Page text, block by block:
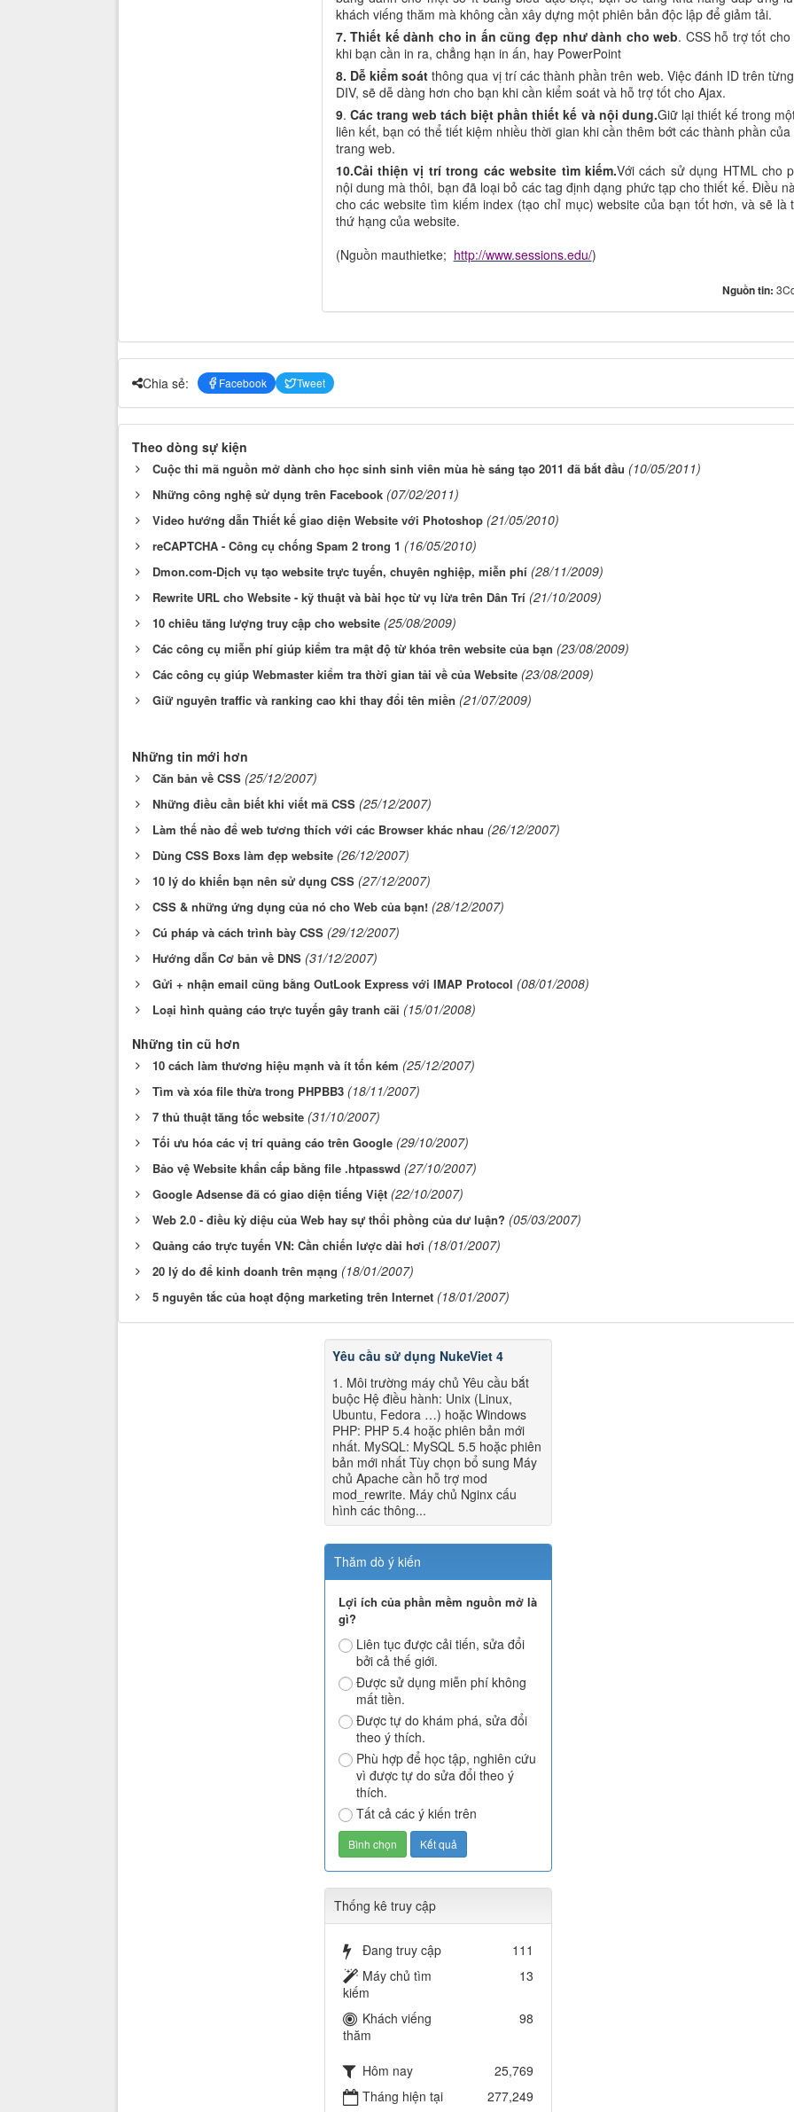
khách viếng thăm mà không cần xây dựng một phiên bản độc lập để giảm tải.
7. Thiết kế dành cho in ấn cũng đẹp như dành cho web. CSS hỗ trợ tốt cho
khi bạn cần in ra, chẳng hạn in ấn, hay PowerPoint
8. Dễ kiểm soát thông qua vị trí các thành phần trên web. Việc đánh ID trên
DIV, sẽ dễ dàng hơn cho bạn khi cần kiểm soát và hỗ trợ tốt cho Ajax.
9. Các trang web tách biệt phần thiết kế và nội dung.Giữ lại thiết kế trong
liên kết, bạn có thể tiết kiệm nhiều thời gian khi cần thêm bớt các thành phần của
trang web.
10.Cải thiện vị trí trong các website tìm kiếm.Với cách sử dụng HTML cho
nội dung mà thôi, bạn đã loại bỏ các tag định dạng phức tạp cho thiết kế. Điều
cho các website tìm kiếm index (tạo chỉ mục) website của bạn tốt hơn, và sẽ là
thứ hạng của website.
(Nguồn mauthietke; http://www.sessions.edu/)
Nguồn tin:
Chia sẻ: Facebook Tweet
Theo dòng sự kiện
Cuộc thi mã nguồn mở dành cho học sinh sinh viên mùa hè sáng tạo 2011 đã bắt đầu (10/05/2011)
Những công nghệ sử dụng trên Facebook (07/02/2011)
Video hướng dẫn Thiết kế giao diện Website với Photoshop (21/05/2010)
reCAPTCHA - Công cụ chống Spam 2 trong 1 (16/05/2010)
Dmon.com-Dịch vụ tạo website trực tuyến, chuyên nghiệp, miễn phí (28/11/2009)
Rewrite URL cho Website - kỹ thuật và bài học từ vụ lừa trên Dân Trí (21/10/2009)
10 chiêu tăng lượng truy cập cho website (25/08/2009)
Các công cụ miễn phí giúp kiểm tra mật độ từ khóa trên website của bạn (23/08/2009)
Các công cụ giúp Webmaster kiểm tra thời gian tải về của Website (23/08/2009)
Giữ nguyên traffic và ranking cao khi thay đổi tên miền (21/07/2009)
Những tin mới hơn
Căn bản về CSS (25/12/2007)
Những điều cần biết khi viết mã CSS (25/12/2007)
Làm thế nào để web tương thích với các Browser khác nhau (26/12/2007)
Dùng CSS Boxs làm đẹp website (26/12/2007)
10 lý do khiến bạn nên sử dụng CSS (27/12/2007)
CSS & những ứng dụng của nó cho Web của bạn! (28/12/2007)
Cú pháp và cách trình bày CSS (29/12/2007)
Hướng dẫn Cơ bản về DNS (31/12/2007)
Gửi + nhận email cũng bằng OutLook Express với IMAP Protocol (08/01/2008)
Loại hình quảng cáo trực tuyến gây tranh cãi (15/01/2008)
Những tin cũ hơn
10 cách làm thương hiệu mạnh và ít tốn kém (25/12/2007)
Tìm và xóa file thừa trong PHPBB3 (18/11/2007)
7 thủ thuật tăng tốc website (31/10/2007)
Tối ưu hóa các vị trí quảng cáo trên Google (29/10/2007)
Bảo vệ Website khẩn cấp bằng file .htpasswd (27/10/2007)
Google Adsense đã có giao diện tiếng Việt (22/10/2007)
Web 2.0 - điều kỳ diệu của Web hay sự thổi phồng của dư luận? (05/03/2007)
Quảng cáo trực tuyến VN: Cần chiến lược dài hơi (18/01/2007)
20 lý do để kinh doanh trên mạng (18/01/2007)
5 nguyên tắc của hoạt động marketing trên Internet (18/01/2007)
Yêu cầu sử dụng NukeViet 4
1. Môi trường máy chủ Yêu cầu bắt
buộc Hệ điều hành: Unix (Linux,
Ubuntu, Fedora …) hoặc Windows
PHP: PHP 5.4 hoặc phiên bản mới
nhất. MySQL: MySQL 5.5 hoặc phiên
bản mới nhất Tùy chọn bổ sung Máy
chủ Apache cần hỗ trợ mod
mod_rewrite. Máy chủ Nginx cấu
hình các thông...
Thăm dò ý kiến
Lợi ích của phần mềm nguồn mở là
gì?
Liên tục được cải tiến, sửa đổi
bởi cả thế giới.
Được sử dụng miễn phí không
mất tiền.
Được tự do khám phá, sửa đổi
theo ý thích.
Phù hợp để học tập, nghiên cứu
vì được tự do sửa đổi theo ý
thích.
Tất cả các ý kiến trên
Thống kê truy cập
Đang truy cập
111
Máy chủ tìm
kiếm
13
Khách viếng
thăm
98
Hôm nay
25,769
Tháng hiện tại
277,249